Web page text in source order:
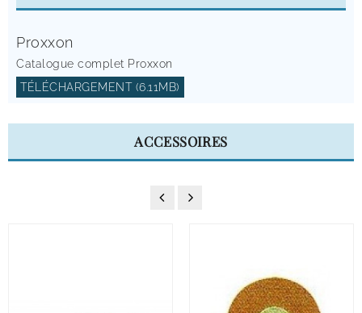
Proxxon
Catalogue complet Proxxon
TÉLÉCHARGEMENT (6.11MB)
ACCESSOIRES